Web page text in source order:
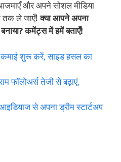
और अपने सोशल मीडिया
तक ले जाएँ!क्या आपने अपना
कमेंट्स में हमें बताएँ!
शुरू करें, साइड हसल का
फॉलोअर्स तेजी से बढ़ाएं,
से अपना ड्रीम स्टार्टअप